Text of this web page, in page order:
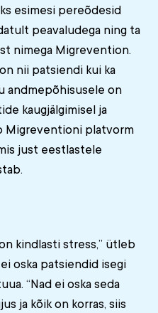
esimesi pereõdesid
peavaludega ning ta
nimega Migrevention.
nii patsiendi kui ka
andmepõhisusele on
kaugjälgimisel ja
Migreventioni platvorm
just eestlastele
kindlasti stress,” ütleb
oska patsiendid isegi
“Nad ei oska seda
ja kõik on korras, siis